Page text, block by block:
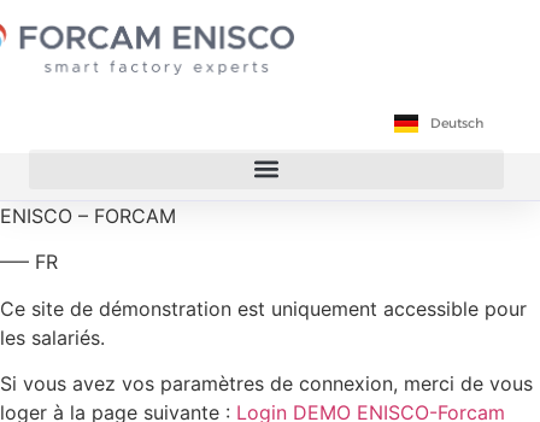
Deutsch
English
ENISCO – FORCAM
—– FR
Ce site de démonstration est uniquement accessible pour
les salariés.
Si vous avez vos paramètres de connexion, merci de vous
loger à la page suivante : Login DEMO ENISCO-Forcam